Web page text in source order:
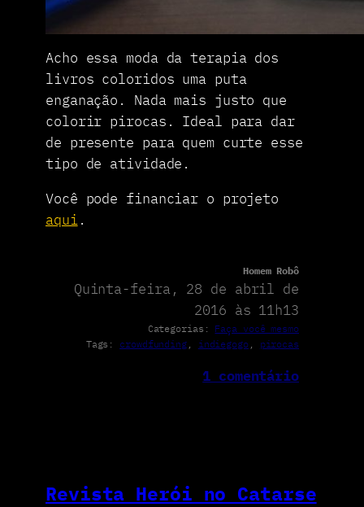
Acho essa moda da terapia dos
livros coloridos uma puta
enganação. Nada mais justo que
colorir pirocas. Ideal para dar
de presente para quem curte esse
tipo de atividade.
Você pode financiar o projeto
aqui.
Homem Robô
Quinta-feira, 28 de abril de
2016 às 11h13
Categorias: Faça você mesmo
Tags: crowdfunding, indiegogo, pirocas
1 comentário
Revista Herói no Catarse